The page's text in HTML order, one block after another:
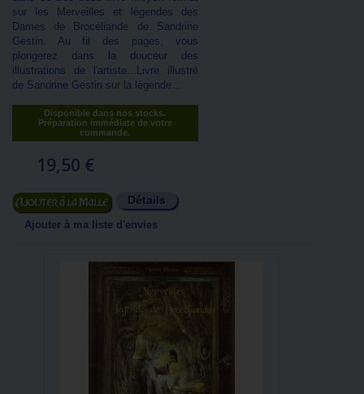
sur les Merveilles et légendes des
Dames de Brocéliande de Sandrine
Gestin. Au fil des pages, vous
plongerez dans la douceur des
illustrations de l'artiste...Livre illustré
de Sandrine Gestin sur la légende...
Disponible dans nos stocks.
Préparation immédiate de votre
commande.
19,50 €
Ajouter au panier Détails
Ajouter à ma liste d'envies